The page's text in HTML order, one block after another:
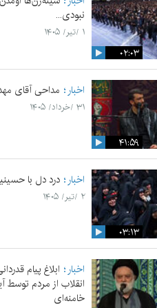
۰۲:۰۳
نبودی...
۱ /تیر/ ۱۴۰۵
۴۱:۵۹
اخبار مداحی آقای
۳۱ /خرداد/ ۱۴۰۵
۰۳:۱۳
اخبار درد دل با
۲ /تیر/ ۱۴۰۵
اخبار ابلاغ پیام
انقلاب از مردم توسط
خامنه‌ای